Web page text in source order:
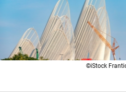
©iStock